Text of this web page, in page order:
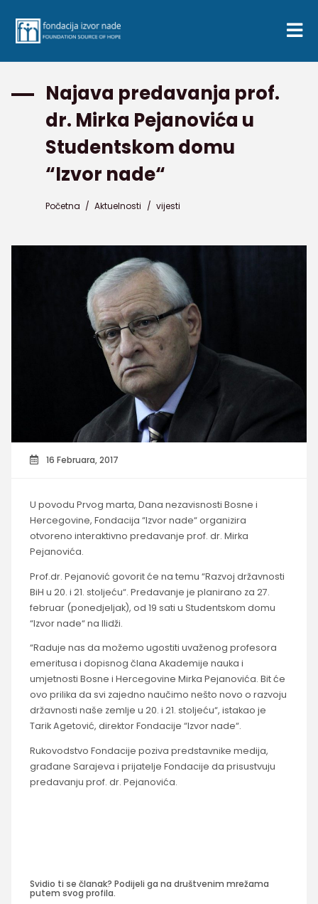
Najava predavanja prof.
dr. Mirka Pejanovića u
Studentskom domu
“Izvor nade“
Početna / Aktuelnosti / vijesti
16 Februara, 2017
U povodu Prvog marta, Dana nezavisnosti Bosne i
Hercegovine, Fondacija “Izvor nade“ organizira
otvoreno interaktivno predavanje prof. dr. Mirka
Pejanovića.
Prof.dr. Pejanović govorit će na temu “Razvoj državnosti
BiH u 20. i 21. stoljeću“. Predavanje je planirano za 27.
februar (ponedjeljak), od 19 sati u Studentskom domu
“Izvor nade“ na Ilidži.
“Raduje nas da možemo ugostiti uvaženog profesora
emeritusa i dopisnog člana Akademije nauka i
umjetnosti Bosne i Hercegovine Mirka Pejanovića. Bit će
ovo prilika da svi zajedno naučimo nešto novo o razvoju
državnosti naše zemlje u 20. i 21. stoljeću“, istakao je
Tarik Agetović, direktor Fondacije “Izvor nade“.
Rukovodstvo Fondacije poziva predstavnike medija,
građane Sarajeva i prijatelje Fondacije da prisustvuju
predavanju prof. dr. Pejanovića.
Svidio ti se članak? Podijeli ga na društvenim mrežama
putem svog profila.